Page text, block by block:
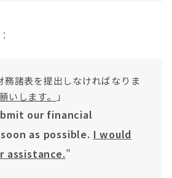
務諸表を提出しなければなりま
いします。 」
our financial
as possible. I would
assistance.”